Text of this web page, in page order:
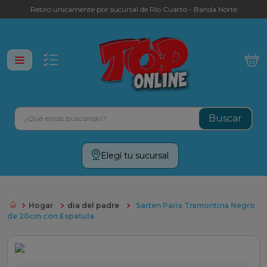
Retiro unicamente por sucursal de Rio Cuarto - Banda Norte
¿Qué estás buscando?
Elegí tu sucursal
Hogar dia del padre
Sarten Paris Tramontina Negro
de 20cm con Espatula
Términos más buscados
cafe